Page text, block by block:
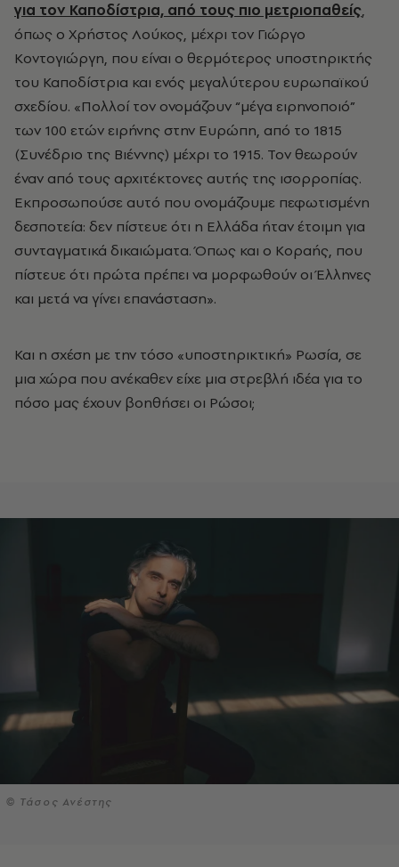
για τον Καποδίστρια, από τους πιο μετριοπαθείς,
όπως ο Χρήστος Λούκος, μέχρι τον Γιώργο
Κοντογιώργη, που είναι ο θερμότερος υποστηρικτής
του Καποδίστρια και ενός μεγαλύτερου ευρωπαϊκού
σχεδίου. «Πολλοί τον ονομάζουν “μέγα ειρηνοποιό”
των 100 ετών ειρήνης στην Ευρώπη, από το 1815
(Συνέδριο της Βιέννης) μέχρι το 1915. Τον θεωρούν
έναν από τους αρχιτέκτονες αυτής της ισορροπίας.
Εκπροσωπούσε αυτό που ονομάζουμε πεφωτισμένη
δεσποτεία: δεν πίστευε ότι η Ελλάδα ήταν έτοιμη για
συνταγματικά δικαιώματα. Όπως και ο Κοραής, που
πίστευε ότι πρώτα πρέπει να μορφωθούν οι Έλληνες
και μετά να γίνει επανάσταση».
Και η σχέση με την τόσο «υποστηρικτική» Ρωσία, σε
μια χώρα που ανέκαθεν είχε μια στρεβλή ιδέα για το
πόσο μας έχουν βοηθήσει οι Ρώσοι;
© Τάσος Ανέστης